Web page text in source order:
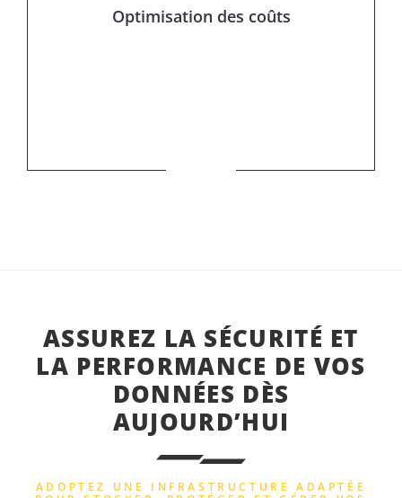
Optimisation des coûts
ASSUREZ LA SÉCURITÉ ET
LA PERFORMANCE DE VOS
DONNÉES DÈS
AUJOURD’HUI
ADOPTEZ UNE INFRASTRUCTURE ADAPTÉE